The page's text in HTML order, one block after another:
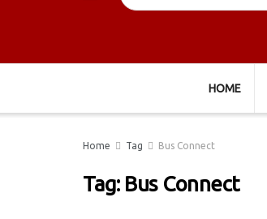
HOME
Home Tag Bus Connect
Tag: Bus Connect